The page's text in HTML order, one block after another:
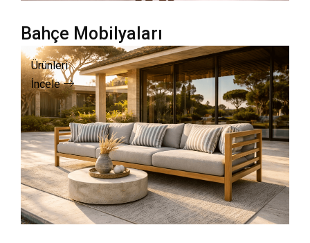
Bahçe Mobilyaları
Ürünleri
İncele